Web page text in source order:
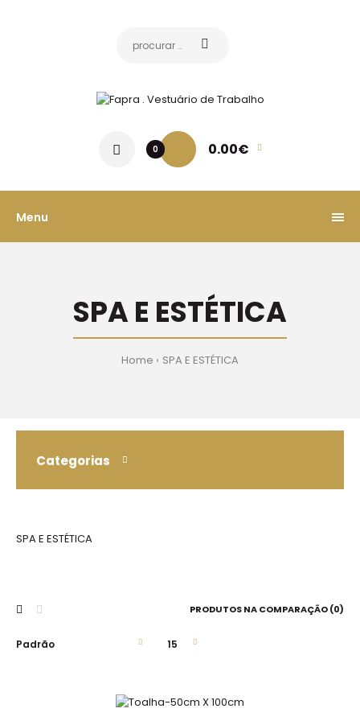
0 0.00€
Menu
SPA E ESTÉTICA
Home SPA E ESTÉTICA
Categorias
SPA E ESTÉTICA
PRODUTOS NA COMPARAÇÃO (0)